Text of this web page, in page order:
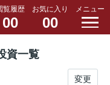
覧履歴
00
お気に入り
00
メニュー
資一覧
変更